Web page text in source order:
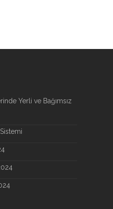
Yerli ve Bağımsız